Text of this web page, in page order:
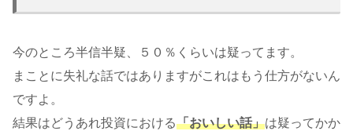
今のところ半信半疑、５０％くらいは疑ってます。
まことに失礼な話ではありますがこれはもう仕方がないん
ですよ。
結果はどうあれ投資における「おいしい話」は疑ってかか